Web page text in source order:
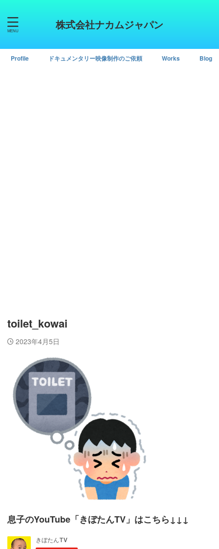
株式会社ナカムジャパン
Profile ドキュメンタリー映像制作のご依頼 Works Blog
toilet_kowai
2023年4月5日
息子のYouTube「きぼたんTV」はこちら↓↓↓